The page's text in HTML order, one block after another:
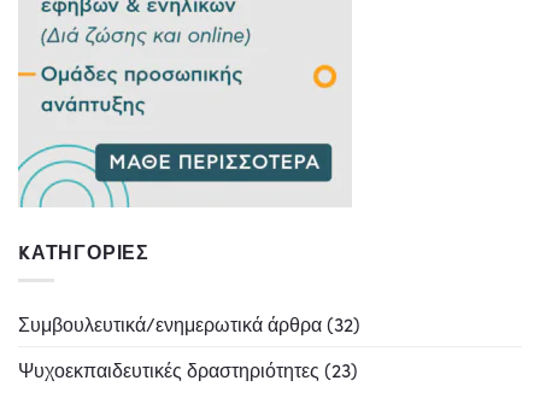
KΑΤΗΓΟΡΊΕΣ
Συμβουλευτικά/ενημερωτικά άρθρα(32)
Ψυχοεκπαιδευτικές δραστηριότητες (23)